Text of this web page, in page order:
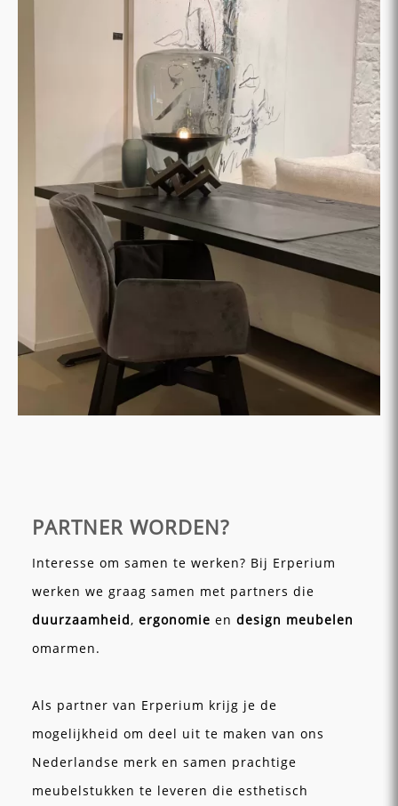
PARTNER WORDEN?
Interesse om samen te werken? Bij Erperium
werken we graag samen met partners die
duurzaamheid,ergonomie endesign meubelen
omarmen.
Als partner van Erperium krijg je de
mogelijkheid om deel uit te maken van ons
Nederlandse merk en samen prachtige
meubelstukken te leveren die esthetisch